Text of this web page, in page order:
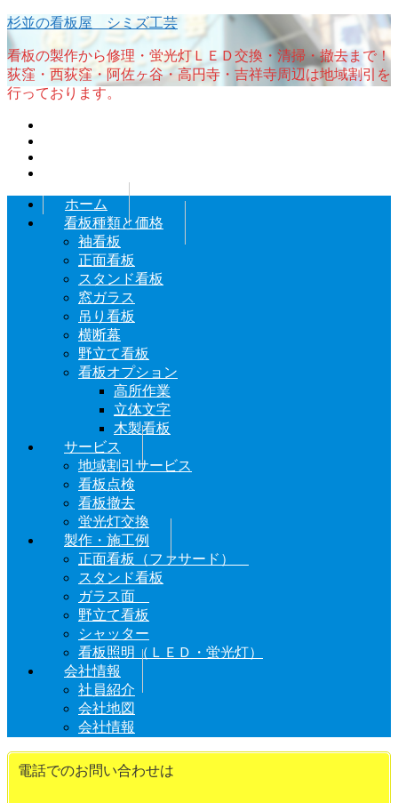
杉並の看板屋 シミズ工芸
看板の製作から修理・蛍光灯ＬＥＤ交換・清掃・撤去まで！
荻窪・西荻窪・阿佐ヶ谷・高円寺・吉祥寺周辺は地域割引を
行っております。
ホーム
看板種類と価格
袖看板
正面看板
スタンド看板
窓ガラス
吊り看板
横断幕
野立て看板
看板オプション
高所作業
立体文字
木製看板
サービス
地域割引サービス
看板点検
看板撤去
蛍光灯交換
製作・施工例
正面看板（ファサード）
スタンド看板
ガラス面
野立て看板
シャッター
看板照明（ＬＥＤ・蛍光灯）
会社情報
社員紹介
会社地図
会社情報
電話でのお問い合わせは